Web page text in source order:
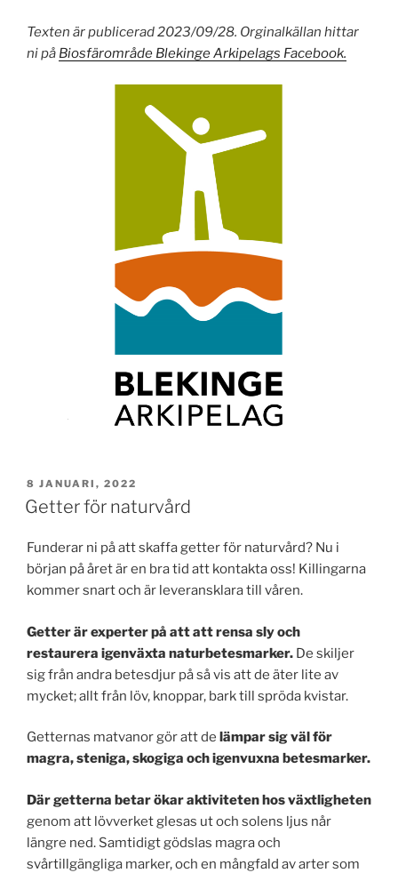
Texten är publicerad 2023/09/28. Orginalkällan hittar
ni på Biosfärområde Blekinge Arkipelags Facebook.
PUBLICERAT
8 JANUARI, 2022
Getter för naturvård
Funderar ni på att skaffa getter för naturvård? Nu i
början på året är en bra tid att kontakta oss! Killingarna
kommer snart och är leveransklara till våren.
Getter är experter på att att rensa sly och
restaurera igenväxta naturbetesmarker. De skiljer
sig från andra betesdjur på så vis att de äter lite av
mycket; allt från löv, knoppar, bark till spröda kvistar.
Getternas matvanor gör att de lämpar sig väl för
magra, steniga, skogiga och igenvuxna betesmarker.
Där getterna betar ökar aktiviteten hos växtligheten
genom att lövverket glesas ut och solens ljus når
längre ned. Samtidigt gödslas magra och
svårtillgängliga marker, och en mångfald av arter som